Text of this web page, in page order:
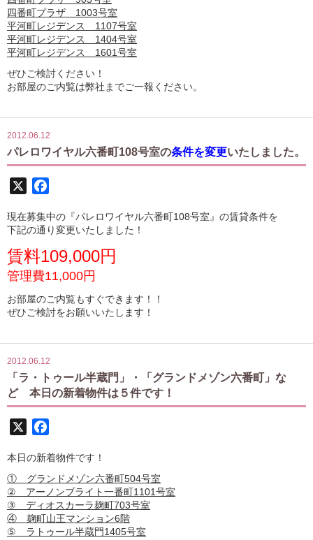
四番町プラザ 1003号室
平河町レジデンス 1107号室
平河町レジデンス 1404号室
平河町レジデンス 1601号室
ぜひご検討ください！
お部屋のご内覧は弊社までご一報ください。
2012.06.12
パレロワイヤル六番町108号室の条件を変更いたしました。
現在募集中の『パレロワイヤル六番町108号室』の賃貸条件を
下記の通り変更いたしました！
賃料109,000円
管理費11,000円
お部屋のご内覧もすぐできます！！
ぜひご検討をお願いいたします！
2012.06.12
「ラ・トゥール半蔵門」・「グランドメゾン六番町」な
ど 本日の新着物件は５件です！
本日の新着物件です！
① グランドメゾン六番町504号室
② アーノンブライト一番町1101号室
③ ディオスカーラ麹町703号室
④ 麹町山王マンション6階
⑤ ラトゥール半蔵門1405号室